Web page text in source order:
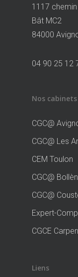
1117
Bât MC2
84000
04 90 25 12
Nos cabinets
CGC@
CGC@ Les
CEM Toulon
CGC@
CGC@
Expert-
CGCE
Liens